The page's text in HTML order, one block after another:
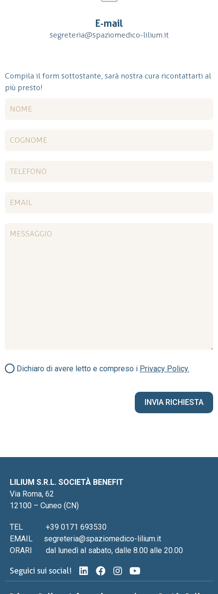
E-mail
segreteria@spaziomedico-lilium.it
Compila il form sottostante, sarà nostra cura ricontattarti al
più presto!
Dichiaro di avere letto e compreso i Privacy Policy.
LILIUM S.R.L. SOCIETÀ BENEFIT
Via Roma, 62
12100 – Cuneo (CN)
TEL
+39 0171 693530
EMAIL
segreteria@spaziomedico-lilium.it
ORARI
dal lunedì al sabato, dalle 8.00 alle 20.00
Seguici sui social!